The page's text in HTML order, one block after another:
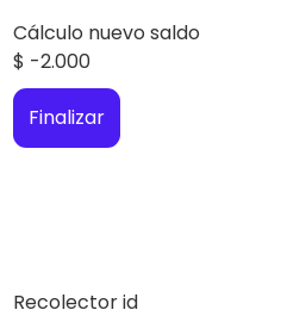
Cálculo nuevo saldo
$ -2.000
Finalizar
Recolector id